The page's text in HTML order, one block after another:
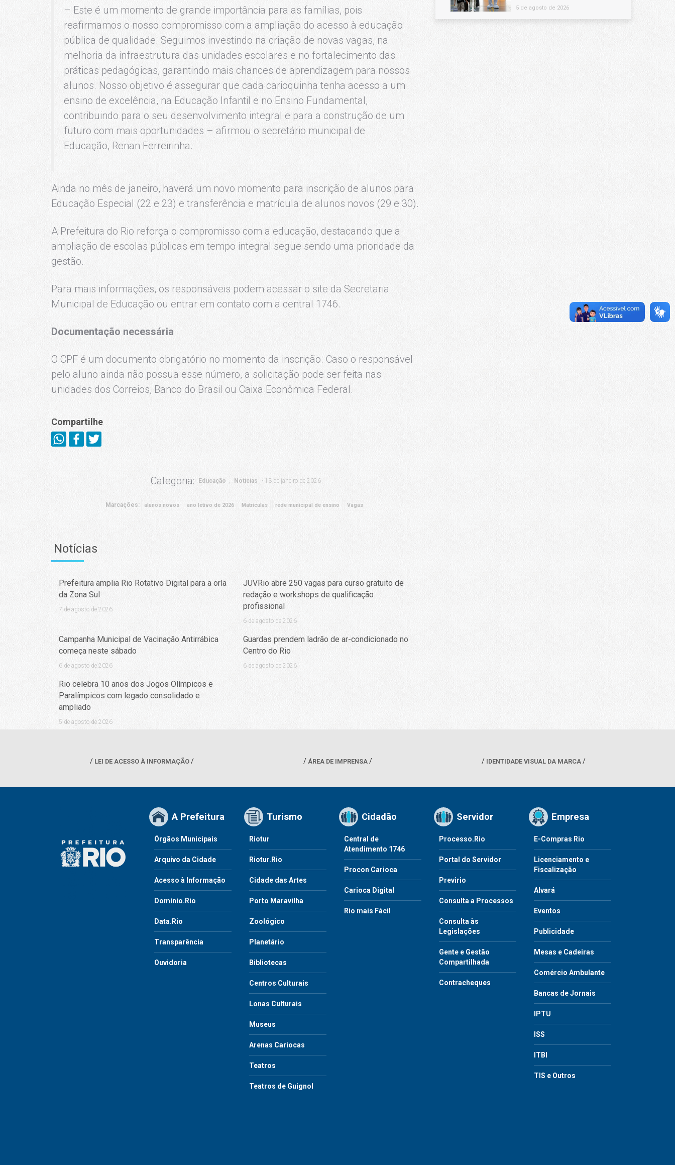
– Este é um momento de grande importância para as famílias, pois
reafirmamos o nosso compromisso com a ampliação do acesso à educação
pública de qualidade. Seguimos investindo na criação de novas vagas, na
melhoria da infraestrutura das unidades escolares e no fortalecimento das
práticas pedagógicas, garantindo mais chances de aprendizagem para nossos
alunos. Nosso objetivo é assegurar que cada carioquinha tenha acesso a um
ensino de excelência, na Educação Infantil e no Ensino Fundamental,
contribuindo para o seu desenvolvimento integral e para a construção de um
futuro com mais oportunidades – afirmou o secretário municipal de
Educação, Renan Ferreirinha.
Ainda no mês de janeiro, haverá um novo momento para inscrição de alunos para
Educação Especial (22 e 23) e transferência e matrícula de alunos novos (29 e 30).
A Prefeitura do Rio reforça o compromisso com a educação, destacando que a
ampliação de escolas públicas em tempo integral segue sendo uma prioridade da
gestão.
Para mais informações, os responsáveis podem acessar o site da Secretaria
Municipal de Educação ou entrar em contato com a central 1746.
Documentação necessária
O CPF é um documento obrigatório no momento da inscrição. Caso o responsável
pelo aluno ainda não possua esse número, a solicitação pode ser feita nas
unidades dos Correios, Banco do Brasil ou Caixa Econômica Federal.
Compartilhe
Categoria: Educação Notícias 13 de janeiro de 2026
Marcações: alunos novos ano letivo de 2026 Matrículas rede municipal de ensino Vagas
Notícias
Prefeitura amplia Rio Rotativo Digital para a orla
da Zona Sul
7 de agosto de 2026
JUVRio abre 250 vagas para curso gratuito de
redação e workshops de qualificação
profissional
6 de agosto de 2026
Campanha Municipal de Vacinação Antirrábica
começa neste sábado
6 de agosto de 2026
Guardas prendem ladrão de ar-condicionado no
Centro do Rio
6 de agosto de 2026
Rio celebra 10 anos dos Jogos Olímpicos e
Paralímpicos com legado consolidado e
ampliado
5 de agosto de 2026
5 de agosto de 2026
LEI DE ACESSO À INFORMAÇÃO ÁREA DE IMPRENSA IDENTIDADE VISUAL DA MARCA
A Prefeitura
Órgãos Municipais
Arquivo da Cidade
Acesso à Informação
Domínio.Rio
Data.Rio
Transparência
Ouvidoria
Turismo
Riotur
Riotur.Rio
Cidade das Artes
Porto Maravilha
Zoológico
Planetário
Bibliotecas
Centros Culturais
Lonas Culturais
Museus
Arenas Cariocas
Teatros
Teatros de Guignol
Cidadão
Central de
Atendimento 1746
Procon Carioca
Carioca Digital
Rio mais Fácil
Servidor
Processo.Rio
Portal do Servidor
Previrio
Consulta a Processos
Consulta às
Legislações
Gente e Gestão
Compartilhada
Contracheques
Empresa
E-Compras Rio
Licenciamento e
Fiscalização
Alvará
Eventos
Publicidade
Mesas e Cadeiras
Comércio Ambulante
Bancas de Jornais
IPTU
ISS
ITBI
TIS e Outros